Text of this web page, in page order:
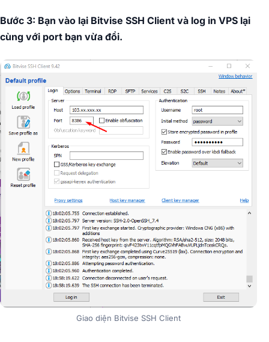
Bước 3: Bạn vào lại Bitvise SSH Client và log in VPS lại
cùng với port bạn vừa đổi.
Giao diện Bitvise SSH Client